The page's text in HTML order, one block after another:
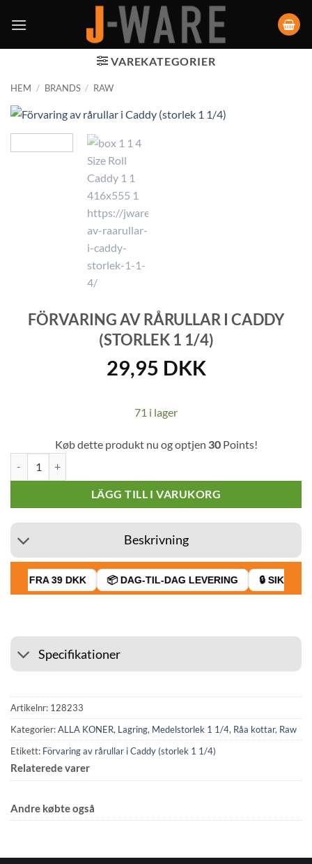
VAREKATEGORIER
HEM / BRANDS / RAW
FÖRVARING AV RÅRULLAR I CADDY
(STORLEK 1 1/4)
29,95 DKK
71 i lager
Køb dette produkt nu og optjen 30Points!
LÄGG TILL I VARUKORG
Beskrivning
FRA 39 DKK 📦 DAG-TIL-DAG LEVERING 🔒 SIKKER
Specifikationer
Artikelnr: 128233
Kategorier:ALLA KONER, Lagring, Medelstorlek 1 1/4, Råa kottar, Raw
Etikett: Förvaring av rårullar i Caddy (storlek 1 1/4)
Relaterede varer
Andre købte også